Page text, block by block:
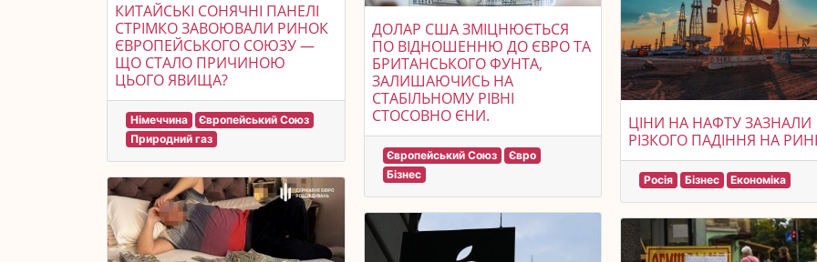
КИТАЙСЬКІ СОНЯЧНІ ПАНЕЛІ
СТРІМКО ЗАВОЮВАЛИ РИНОК
ЄВРОПЕЙСЬКОГО СОЮЗУ —
ЩО СТАЛО ПРИЧИНОЮ
ЦЬОГО ЯВИЩА?
Німеччина
Європейський Союз
Природний газ
ДОЛАР США ЗМІЦНЮЄТЬСЯ
ПО ВІДНОШЕННЮ ДО ЄВРО ТА
БРИТАНСЬКОГО ФУНТА,
ЗАЛИШАЮЧИСЬ НА
СТАБІЛЬНОМУ РІВНІ
СТОСОВНО ЄНИ.
Європейський Союз
Євро
Бізнес
ЦІНИ НА НАФТУ ЗАЗНАЛИ
РІЗКОГО ПАДІННЯ НА
Росія Бізнес Економіка